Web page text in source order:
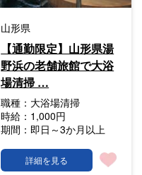
山形県
【通勤限定】山形県湯
野浜の老舗旅館で大浴
場清掃 …
職種： 大浴場清掃
時給： 1,000円
期間：即日～3か月以上
詳細を見る